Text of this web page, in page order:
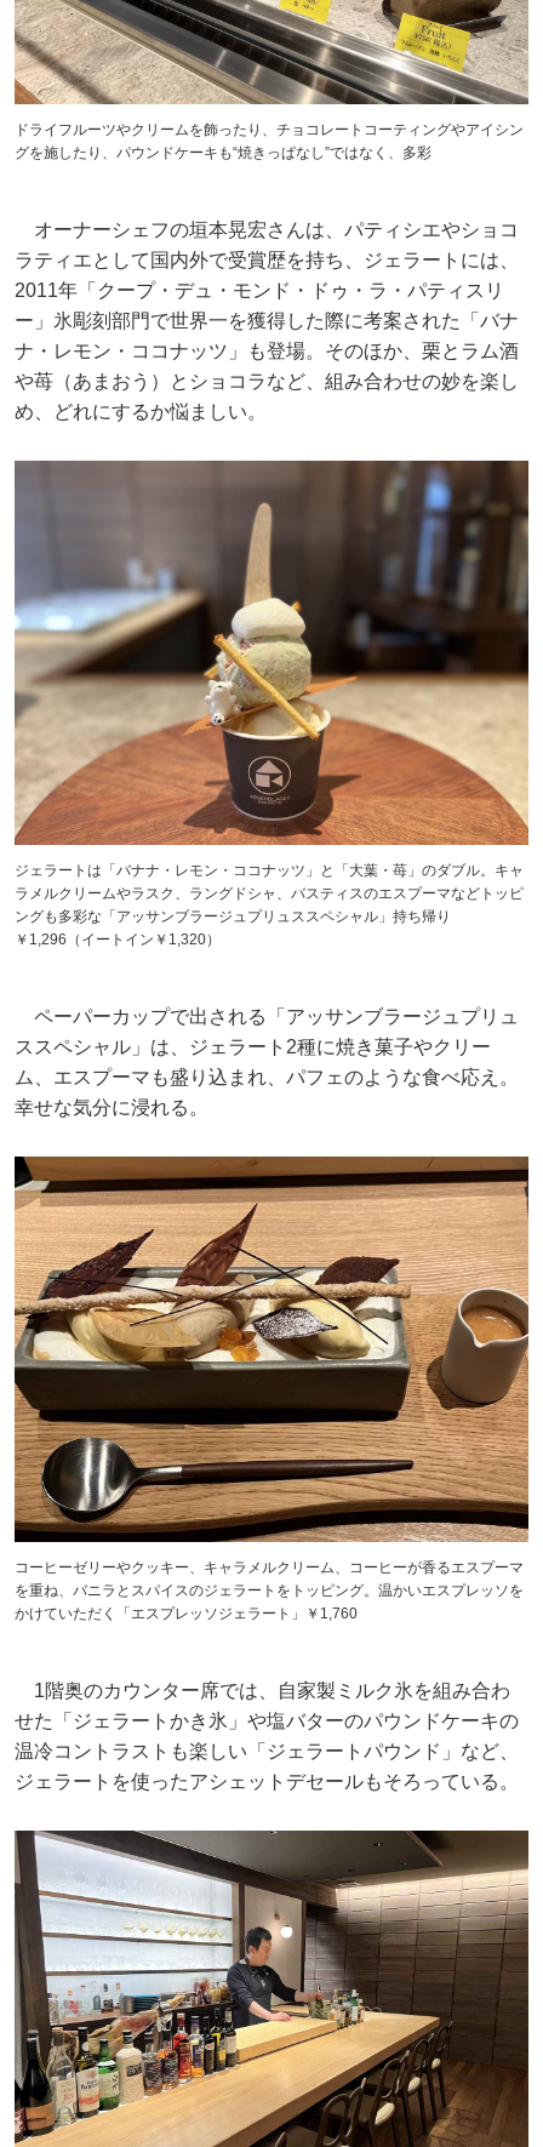
ドライフルーツやクリームを飾ったり、チョコレートコーティングやアイシン
グを施したり、パウンドケーキも“焼きっぱなし”ではなく、多彩
オーナーシェフの垣本晃宏さんは、パティシエやショコ
ラティエとして国内外で受賞歴を持ち、ジェラートには、
2011年「クープ・デュ・モンド・ドゥ・ラ・パティスリ
ー」氷彫刻部門で世界一を獲得した際に考案された「バナ
ナ・レモン・ココナッツ」も登場。そのほか、栗とラム酒
や苺（あまおう）とショコラなど、組み合わせの妙を楽し
め、どれにするか悩ましい。
ジェラートは「バナナ・レモン・ココナッツ」と「大葉・苺」のダブル。キャ
ラメルクリームやラスク、ラングドシャ、バスティスのエスプーマなどトッピ
ングも多彩な「アッサンブラージュプリュススペシャル」持ち帰り
￥1,296（イートイン￥1,320）
ペーパーカップで出される「アッサンブラージュプリュ
ススペシャル」は、ジェラート2種に焼き菓子やクリー
ム、エスプーマも盛り込まれ、パフェのような食べ応え。
幸せな気分に浸れる。
コーヒーゼリーやクッキー、キャラメルクリーム、コーヒーが香るエスプーマ
を重ね、バニラとスパイスのジェラートをトッピング。温かいエスプレッソを
かけていただく「エスプレッソジェラート」￥1,760
1階奥のカウンター席では、自家製ミルク氷を組み合わ
せた「ジェラートかき氷」や塩バターのパウンドケーキの
温冷コントラストも楽しい「ジェラートパウンド」など、
ジェラートを使ったアシェットデセールもそろっている。